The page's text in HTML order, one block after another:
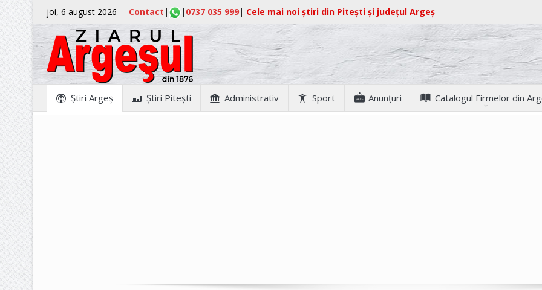
joi, 6 august 2026 Contact | | 0737 035 999| Cele mai noi știri din Pitești și județul Argeș
Ştiri Argeş Ştiri Piteşti Administrativ Sport Anunţuri Catalogul Firmelor din